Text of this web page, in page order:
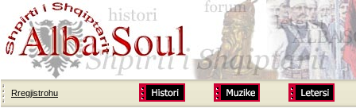
Rregjistrohu